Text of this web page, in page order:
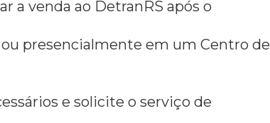
a venda ao DetranRS após o
presencialmente em um Centro de
e solicite o serviço de